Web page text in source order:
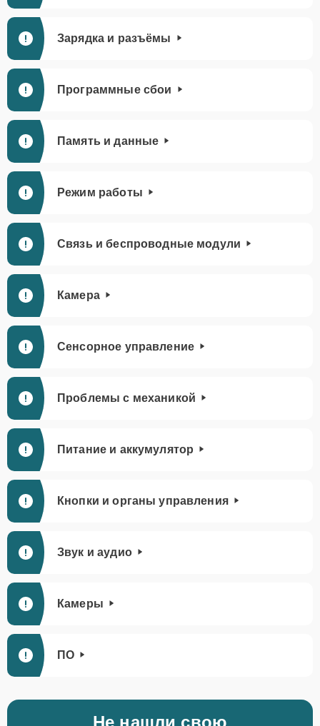
Зарядка и разъёмы
Программные сбои
Память и данные
Режим работы
Связь и беспроводные модули
Камера
Сенсорное управление
Проблемы с механикой
Питание и аккумулятор
Кнопки и органы управления
Звук и аудио
Камеры
ПО
Не нашли свою